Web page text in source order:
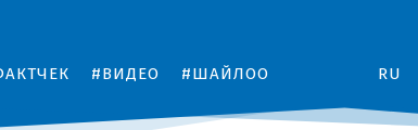
#ВИДЕО #ШАЙЛОО RU